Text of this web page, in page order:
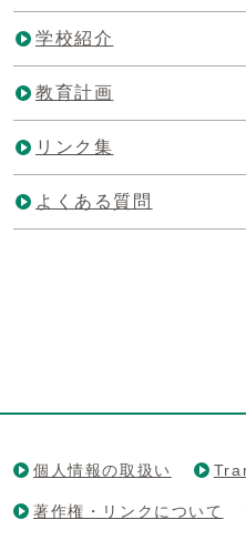
学校紹介
教育計画
リンク集
よくある質問
個人情報の取扱い
著作権・リンクについて